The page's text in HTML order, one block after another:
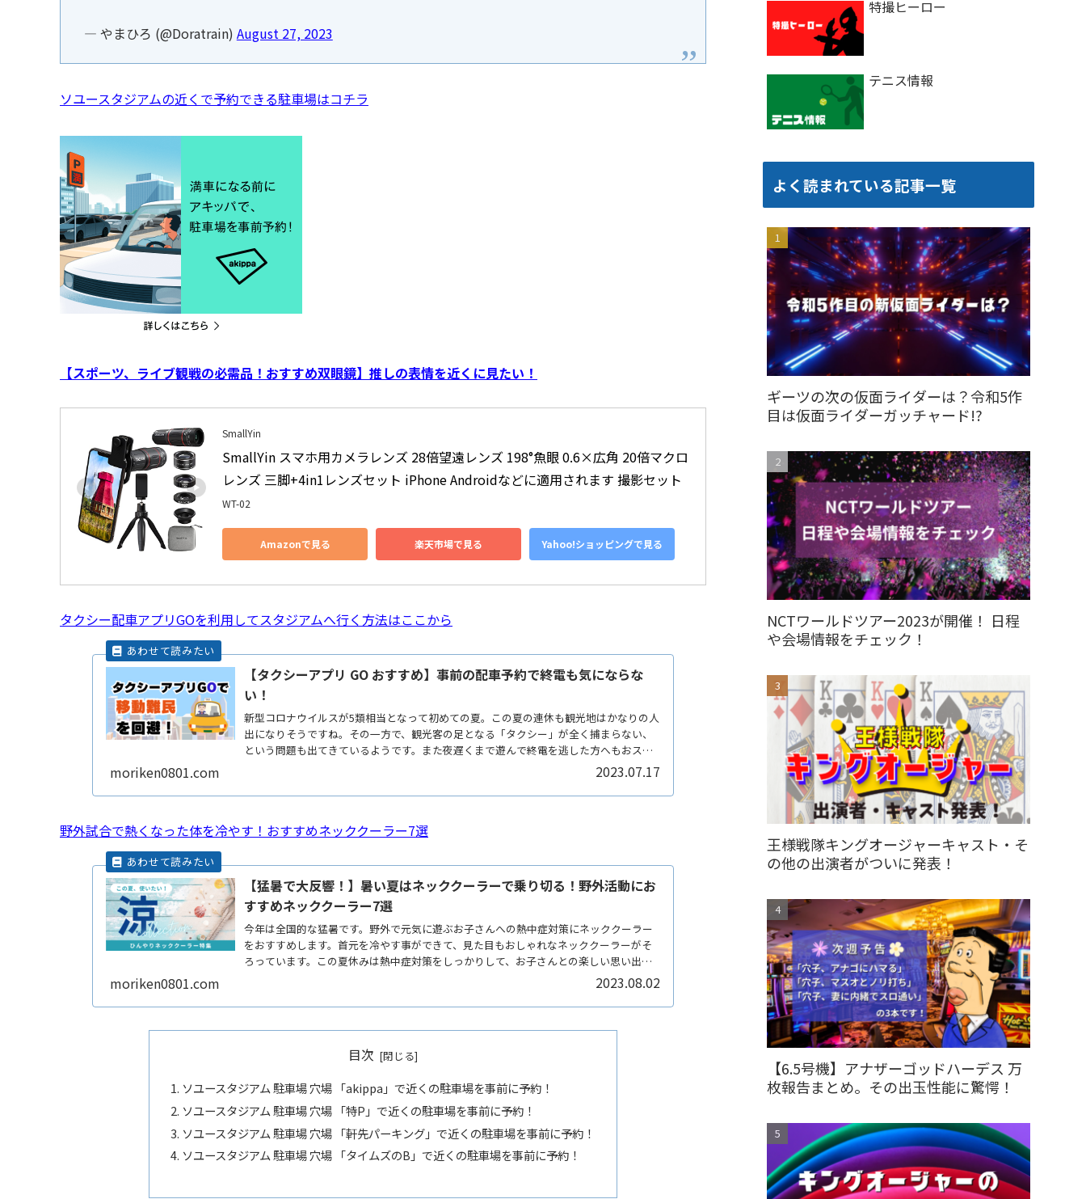
— やまひろ (@Doratrain) August 27, 2023
ソユースタジアムの近くで予約できる駐車場はコチラ
【スポーツ、ライブ観戦の必需品！おすすめ双眼鏡】推しの表情を近くに見たい！
SmallYin
SmallYin スマホ用カメラレンズ 28倍望遠レンズ 198°魚眼 0.6×広角 20倍マクロ
レンズ 三脚+4in1レンズセット iPhone Androidなどに適用されます 撮影セット
WT-02
Amazonで見る 楽天市場で見る Yahoo!ショッピングで見る
タクシー配車アプリGOを利用してスタジアムへ行く方法はここから
【タクシーアプリ GO おすすめ】事前の配車予約で終電も気にならな
い！
新型コロナウイルスが5類相当となって初めての夏。この夏の連休も観光地はかなりの人
出になりそうですね。その一方で、観光客の足となる「タクシー」が全く捕まらない、
という問題も出てきているようです。また夜遅くまで遊んで終電を逃した方へもおスス
moriken0801.com 2023.07.17
野外試合で熱くなった体を冷やす！おすすめネッククーラー7選
【猛暑で大反響！】暑い夏はネッククーラーで乗り切る！野外活動にお
すすめネッククーラー7選
今年は全国的な猛暑です。野外で元気に遊ぶお子さんへの熱中症対策にネッククーラー
をおすすめします。首元を冷やす事ができて、見た目もおしゃれなネッククーラーがそ
ろっています。この夏休みは熱中症対策をしっかりして、お子さんとの楽しい思い出作
moriken0801.com 2023.08.02
目次
ソユースタジアム 駐車場 穴場 「akippa」で近くの駐車場を事前に予約！
ソユースタジアム 駐車場 穴場 「特P」で近くの駐車場を事前に予約！
ソユースタジアム 駐車場 穴場 「軒先パーキング」で近くの駐車場を事前に予約！
ソユースタジアム 駐車場 穴場 「タイムズのB」で近くの駐車場を事前に予約！
特撮ヒーロー
テニス情報
よく読まれている記事一覧
ギーツの次の仮面ライダーは？令和5作
目は仮面ライダーガッチャード!?
NCTワールドツアー2023が開催！ 日程
や会場情報をチェック！
王様戦隊キングオージャーキャスト・そ
の他の出演者がついに発表！
【6.5号機】アナザーゴッドハーデス 万
枚報告まとめ。その出玉性能に驚愕！